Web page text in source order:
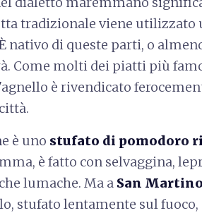
tradizionale viene utilizzato
nativo di queste parti, o
Come molti dei piatti più
è rivendicato
è uno stufato di pomodoro
è fatto con selvaggina,
lumache. Ma a San
stufato lentamente sul